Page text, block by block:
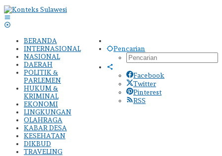
Lewati
ke
konten
Pencarian
Facebook
Twitter
Pinterest
RSS
BERANDA
INTERNASIONAL
NASIONAL
DAERAH
POLITIK &
PARLEMEN
HUKUM &
KRIMINAL
EKONOMI
LINGKUNGAN
OLAHRAGA
KABAR DESA
KESEHATAN
DIKBUD
TRAVELING